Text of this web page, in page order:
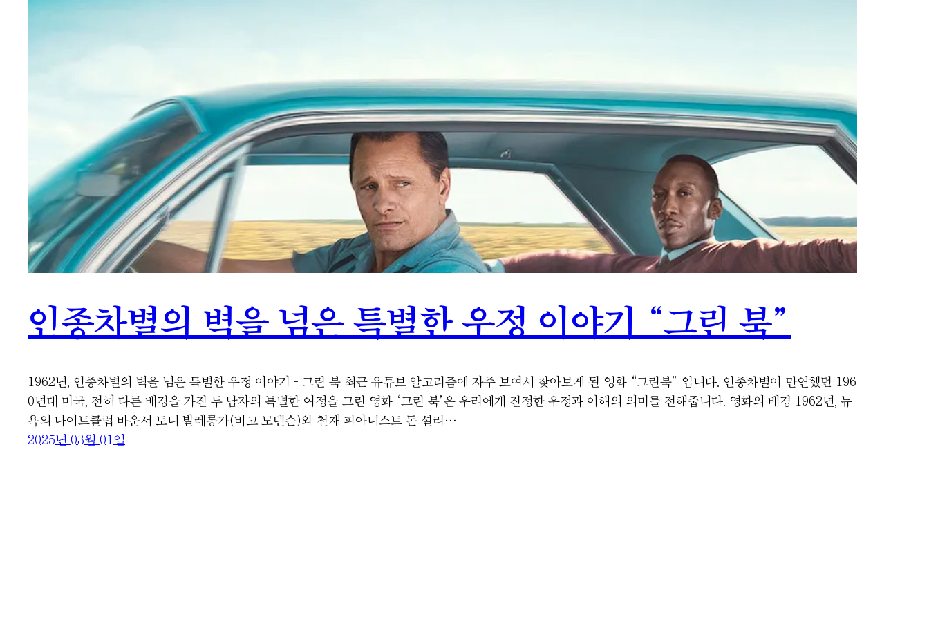
인종차별의 벽을 넘은 특별한 우정 이야기 “그린 북”
1962년, 인종차별의 벽을 넘은 특별한 우정 이야기 – 그린 북 최근 유튜브 알고리즘에 자주 보여서 찾아보게 된 영화 “그린북” 입니다. 인종차별이 만연했던 196
0년대 미국, 전혀 다른 배경을 가진 두 남자의 특별한 여정을 그린 영화 ‘그린 북’은 우리에게 진정한 우정과 이해의 의미를 전해줍니다. 영화의 배경 1962년, 뉴
욕의 나이트클럽 바운서 토니 발레롱가(비고 모텐슨)와 천재 피아니스트 돈 셜리…
2025년 03월 01일